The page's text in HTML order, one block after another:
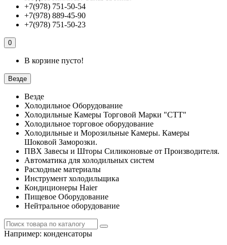
+7(978) 751-50-54
+7(978) 889-45-90
+7(978) 751-50-23
0
В корзине пусто!
Везде
Везде
Холодильное Оборудование
Холодильные Камеры Торговой Марки "СТТ"
Холодильное торговое оборудование
Холодильные и Морозильные Камеры. Камеры
Шоковой Заморозки.
ПВХ Завесы и Шторы Силиконовые от Производителя.
Автоматика для холодильных систем
Расходные материалы
Инструмент холодильщика
Кондиционеры Haier
Пищевое Оборудование
Нейтральное оборудование
Например: конденсаторы